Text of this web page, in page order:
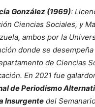
González (1969):
Ciencias Sociales, y
ambos por la
donde se
de Ciencias
En 2021 fue
de Periodismo
Insurgente del